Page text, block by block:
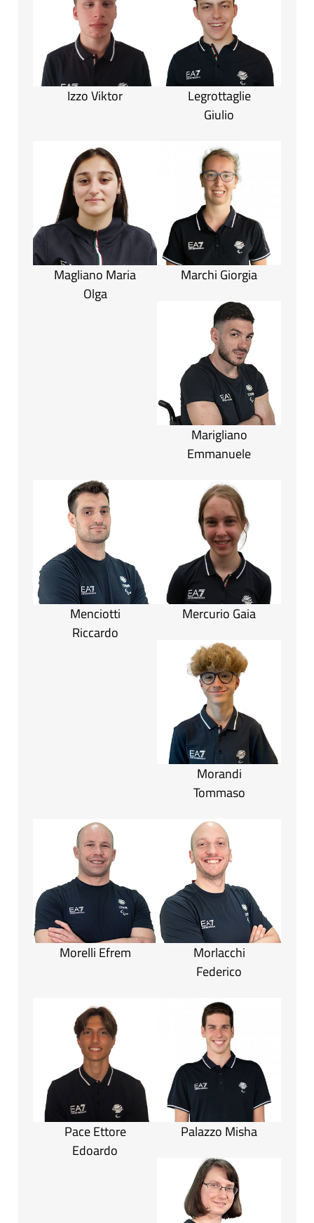
Izzo Viktor
Legrottaglie
Giulio
Magliano Maria
Olga
Marchi Giorgia
Marigliano
Emmanuele
Menciotti
Riccardo
Mercurio Gaia
Morandi
Tommaso
Morelli Efrem
Morlacchi
Federico
Pace Ettore
Edoardo
Palazzo Misha